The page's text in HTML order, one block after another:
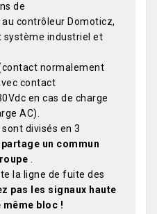
de
contrôleur Domoticz,
système industriel et
normalement
contact
en cas de charge
AC).
divisés en 3
un commun
.
la ligne de fuite des
pas les signaux haute
bloc !